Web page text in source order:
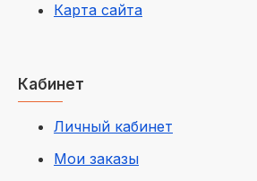
Карта сайта
Кабинет
Личный кабинет
Мои заказы